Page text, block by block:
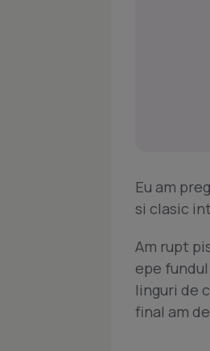
Eu am
si clasic
Am rupt
epe
linguri de
final am